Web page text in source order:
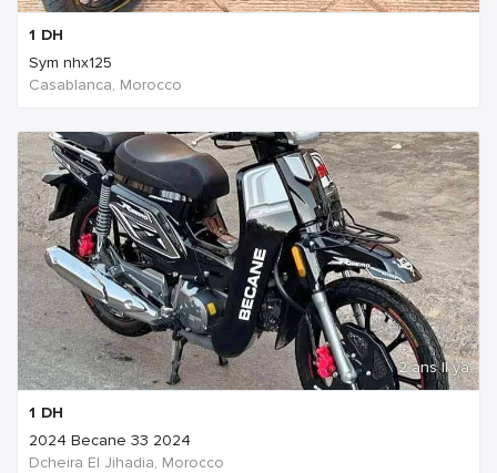
1 DH
Sym nhx125
Casablanca, Morocco
2 ans Il ya
1 DH
2024 Becane 33 2024
Dcheira El Jihadia, Morocco